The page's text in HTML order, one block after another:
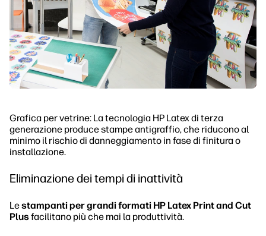
Grafica per vetrine: La tecnologia HP Latex di terza
generazione produce stampe antigraffio, che riducono al
minimo il rischio di danneggiamento in fase di finitura o
installazione.
Eliminazione dei tempi di inattività
Lestampanti per grandi formati HP Latex Print and Cut
Plusfacilitano più che mai la produttività.